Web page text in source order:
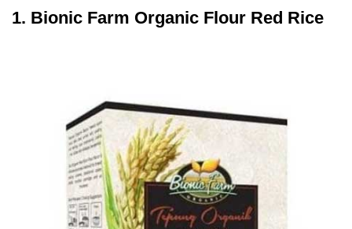
1. Bionic Farm Organic Flour Red Rice